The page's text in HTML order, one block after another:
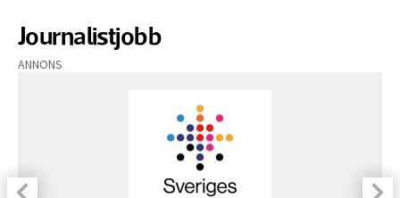
Journalistjobb
ANNONS